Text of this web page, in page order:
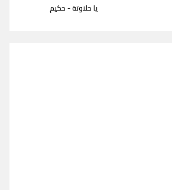
يا حلاوتة - حكيم